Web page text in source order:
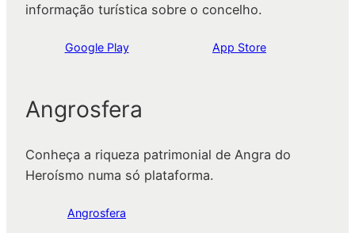
informação turística sobre o concelho.
Google Play App Store
Angrosfera
Conheça a riqueza patrimonial de Angra do
Heroísmo numa só plataforma.
Angrosfera